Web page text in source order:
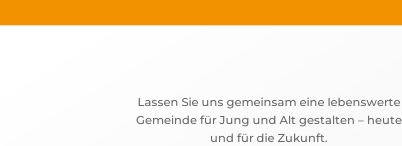
Lassen Sie uns gemeinsam eine lebenswerte
Gemeinde für Jung und Alt gestalten – heute
und für die Zukunft.